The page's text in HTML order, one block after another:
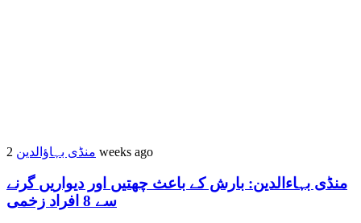
منڈی بہاؤالدین 2 weeks ago
منڈی بہاءالدین: بارش کے باعث چھتیں اور دیواریں گرنے
سے 8 افراد زخمی